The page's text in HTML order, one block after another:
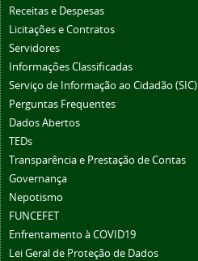
Receitas e Despesas
Licitações e Contratos
Servidores
Informações Classificadas
Serviço de Informação ao Cidadão (SIC)
Perguntas Frequentes
Dados Abertos
TEDs
Transparência e Prestação de Contas
Governança
Nepotismo
FUNCEFET
Enfrentamento à COVID19
Lei Geral de Proteção de Dados